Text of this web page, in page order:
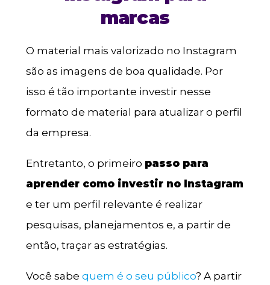
marcas
O material mais valorizado no Instagram
são as imagens de boa qualidade. Por
isso é tão importante investir nesse
formato de material para atualizar o perfil
da empresa.
Entretanto, o primeiro passo para
aprender como investir no Instagram
e ter um perfil relevante é realizar
pesquisas, planejamentos e, a partir de
então, traçar as estratégias.
Você sabe quem é o seu público? A partir